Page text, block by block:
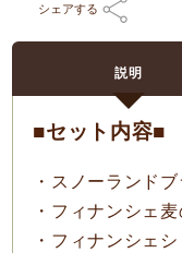
シェアする
説明
■セット内容■
・スノーランド
・フィナンシェ
・フィナンシェ